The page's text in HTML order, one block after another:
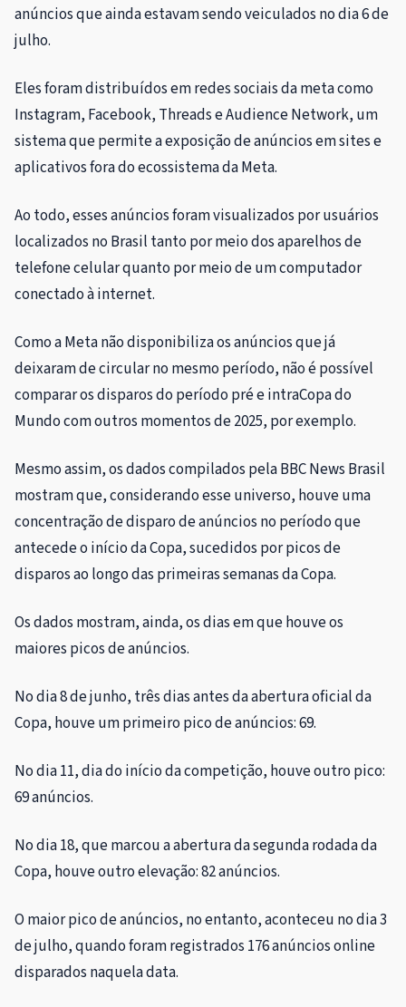
anúncios que ainda estavam sendo veiculados no dia 6 de
julho.
Eles foram distribuídos em redes sociais da meta como
Instagram, Facebook, Threads e Audience Network, um
sistema que permite a exposição de anúncios em sites e
aplicativos fora do ecossistema da Meta.
Ao todo, esses anúncios foram visualizados por usuários
localizados no Brasil tanto por meio dos aparelhos de
telefone celular quanto por meio de um computador
conectado à internet.
Como a Meta não disponibiliza os anúncios que já
deixaram de circular no mesmo período, não é possível
comparar os disparos do período pré e intraCopa do
Mundo com outros momentos de 2025, por exemplo.
Mesmo assim, os dados compilados pela BBC News Brasil
mostram que, considerando esse universo, houve uma
concentração de disparo de anúncios no período que
antecede o início da Copa, sucedidos por picos de
disparos ao longo das primeiras semanas da Copa.
Os dados mostram, ainda, os dias em que houve os
maiores picos de anúncios.
No dia 8 de junho, três dias antes da abertura oficial da
Copa, houve um primeiro pico de anúncios: 69.
No dia 11, dia do início da competição, houve outro pico:
69 anúncios.
No dia 18, que marcou a abertura da segunda rodada da
Copa, houve outro elevação: 82 anúncios.
O maior pico de anúncios, no entanto, aconteceu no dia 3
de julho, quando foram registrados 176 anúncios online
disparados naquela data.